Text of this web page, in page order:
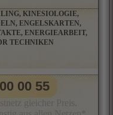
KINESIOLOGIE,
ENGELSKARTEN,
ENERGIEARBEIT,
TECHNIKEN
00 55